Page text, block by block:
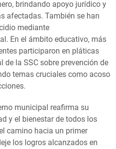
brindando apoyo jurídico y
afectadas. También se han
mediante
En el ámbito educativo, más
participaron en pláticas
de la SSC sobre prevención de
temas cruciales como acoso
municipal reafirma su
y el bienestar de todos los
camino hacia un primer
los logros alcanzados en